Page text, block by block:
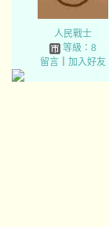
人民戰士
等級：8
留言｜ 加入好友